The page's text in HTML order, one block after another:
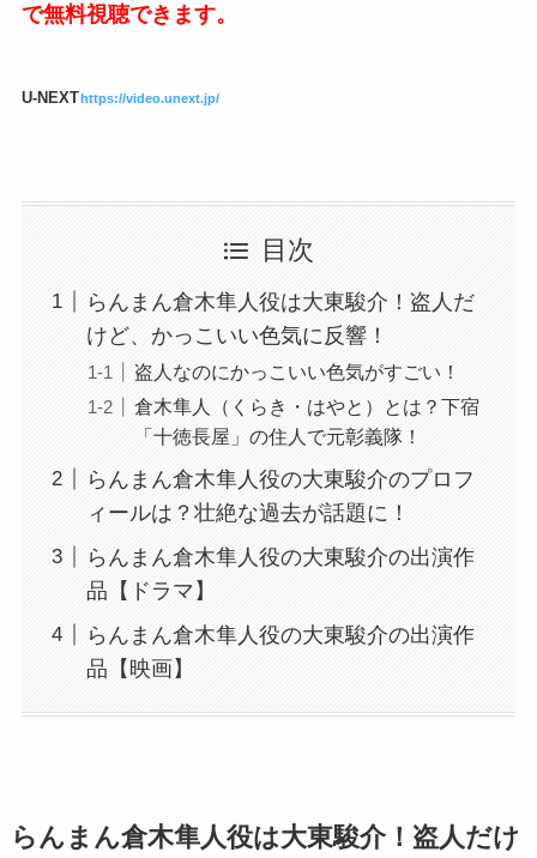
で無料視聴できます。
U-NEXThttps://video.unext.jp/
目次
らんまん倉木隼人役は大東駿介！盗人だ
けど、かっこいい色気に反響！
盗人なのにかっこいい色気がすごい！
倉木隼人（くらき・はやと）とは？下宿
「十徳長屋」の住人で元彰義隊！
らんまん倉木隼人役の大東駿介のプロフ
ィールは？壮絶な過去が話題に！
らんまん倉木隼人役の大東駿介の出演作
品【ドラマ】
らんまん倉木隼人役の大東駿介の出演作
品【映画】
らんまん倉木隼人役は大東駿介！盗人だけ